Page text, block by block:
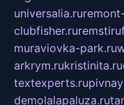
universalia.ru
clubfisher.ru
muraviovka-park.ru
arkrym.rukristinita.ru
textexperts.ru
demolalapaluza.ru